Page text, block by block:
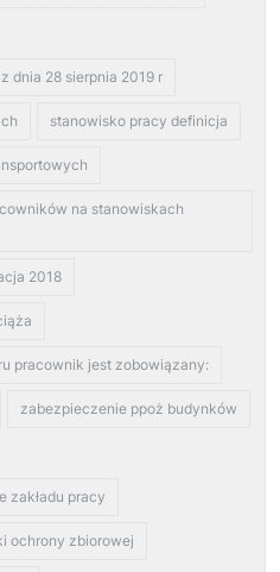
dnia 28 sierpnia 2019 r
stanowisko pracy definicja
na stanowiskach
2018
pracownik jest zobowiązany:
zabezpieczenie ppoż budynków
zakładu pracy
ochrony zbiorowej